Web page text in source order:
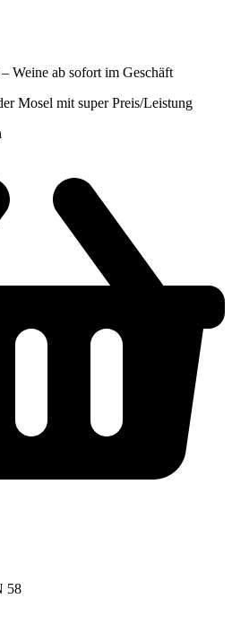
Weine ab sofort im Geschäft
Mosel mit super Preis/Leistung
58